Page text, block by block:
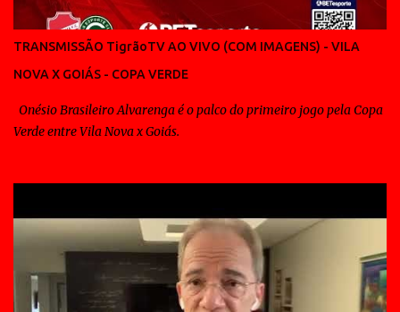
TRANSMISSÃO TigrãoTV AO VIVO (COM IMAGENS) - VILA
NOVA X GOIÁS - COPA VERDE
Onésio Brasileiro Alvarenga é o palco do primeiro jogo pela Copa
Verde entre Vila Nova x Goiás.